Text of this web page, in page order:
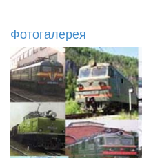
Фотогалерея